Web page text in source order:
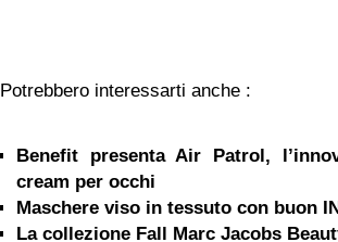
Potrebbero interessarti anche :
Benefit presenta Air Patrol,
cream per occhi
Maschere viso in tessuto con buon
La collezione Fall Marc Jacobs